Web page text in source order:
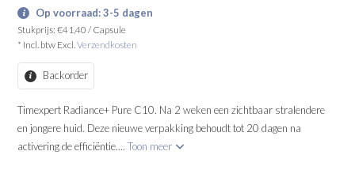
Op voorraad: 3-5 dagen
Stukprijs:€41,40 / Capsule
* Incl. btw Excl.Verzendkosten
Backorder
Timexpert Radiance+ Pure C10. Na 2 weken een zichtbaar stralendere
en jongere huid. Deze nieuwe verpakking behoudt tot 20 dagen na
activering de efficiëntie....Toon meer